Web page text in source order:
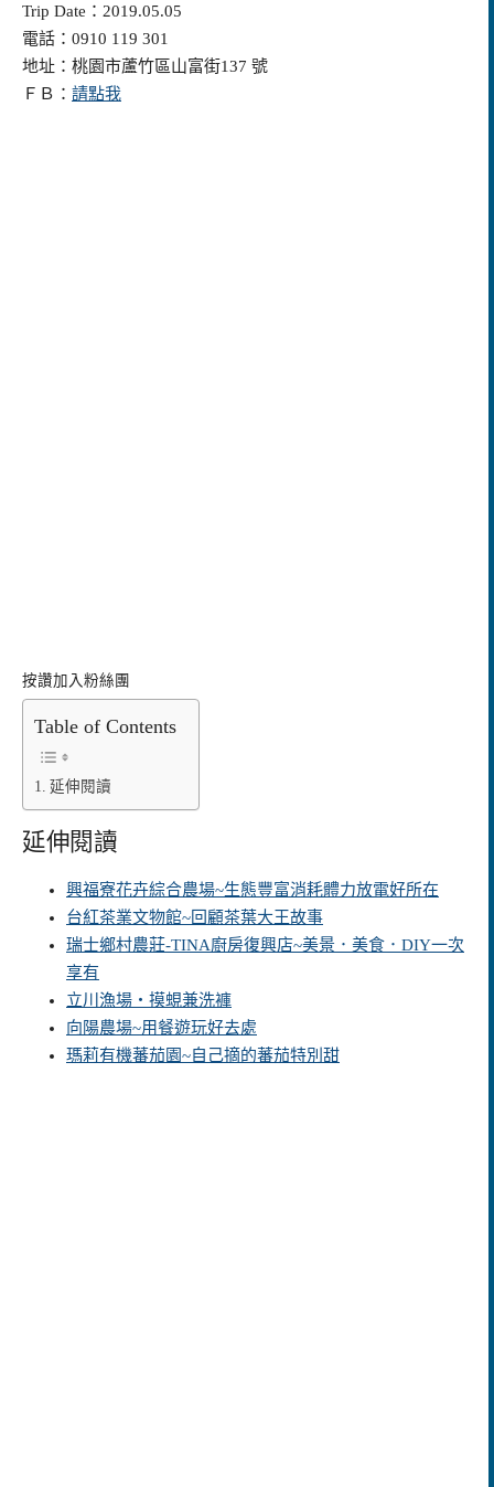
Trip Date：2019.05.05
電話：0910 119 301
地址：桃園市蘆竹區山富街137 號
ＦＢ： 請點我
按讚加入粉絲團
Table of Contents
延伸閱讀
延伸閱讀
興福寮花卉綜合農場~生態豐富消耗體力放電好所在
台紅茶業文物館~回顧茶葉大王故事
瑞士鄉村農莊-TINA廚房復興店~美景．美食．DIY一次
享有
立川漁場‧摸蜆兼洗褲
向陽農場~用餐遊玩好去處
瑪莉有機蕃茄園~自己摘的蕃茄特別甜